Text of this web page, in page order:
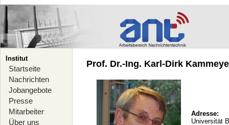
Institut
Startseite
Nachrichten
Jobangebote
Presse
Mitarbeiter
Über uns
Prof. Dr.-Ing. Karl-Dirk
Adresse:
Universität